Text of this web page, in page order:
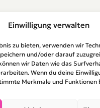
Einwilligung verwalten
zu bieten, verwenden wir
und/oder darauf
wir Daten wie das
Wenn du deine
Merkmale und